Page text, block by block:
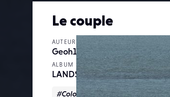
Le couple
AUTEUR
Geoh100
ALBUM
LANDSCAPE
#Colors #couple #europe